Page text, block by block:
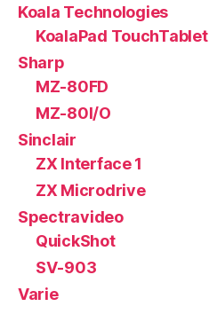
Koala Technologies
KoalaPad TouchTablet
Sharp
MZ-80FD
MZ-80I/O
Sinclair
ZX Interface 1
ZX Microdrive
Spectravideo
QuickShot
SV-903
Varie